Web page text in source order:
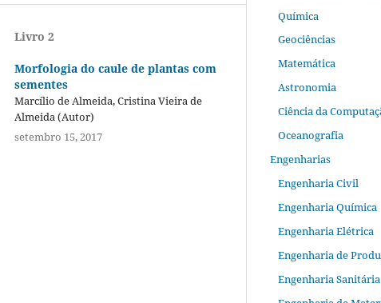
Livro 2
Morfologia do caule de plantas com
sementes
Marcílio de Almeida, Cristina Vieira de
Almeida (Autor)
setembro 15, 2017
Química
Geociências
Matemática
Astronomia
Ciência da
Oceanografia
Engenharias
Engenharia Civil
Engenharia Química
Engenharia Elétrica
Engenharia de
Engenharia Sanitária